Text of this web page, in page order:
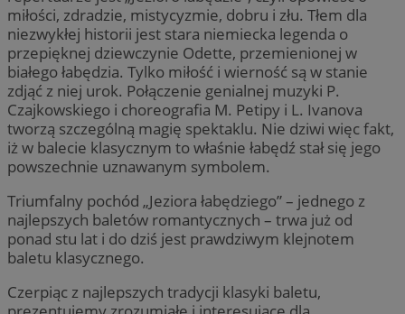
miłości, zdradzie, mistycyzmie, dobru i złu. Tłem dla
niezwykłej historii jest stara niemiecka legenda o
przepięknej dziewczynie Odette, przemienionej w
białego łabędzia. Tylko miłość i wierność są w stanie
zdjąć z niej urok. Połączenie genialnej muzyki P.
Czajkowskiego i choreografia M. Petipy i L. Ivanova
tworzą szczególną magię spektaklu. Nie dziwi więc fakt,
iż w balecie klasycznym to właśnie łabędź stał się jego
powszechnie uznawanym symbolem.
Triumfalny pochód „Jeziora łabędziego” – jednego z
najlepszych baletów romantycznych – trwa już od
ponad stu lat i do dziś jest prawdziwym klejnotem
baletu klasycznego.
Czerpiąc z najlepszych tradycji klasyki baletu,